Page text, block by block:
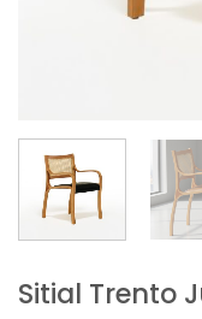
Sitial Trento